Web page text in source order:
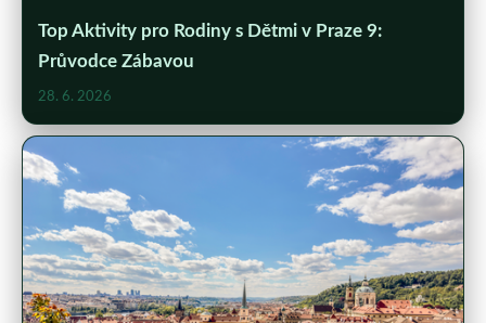
Top Aktivity pro Rodiny s Dětmi v Praze 9:
Průvodce Zábavou
28. 6. 2026